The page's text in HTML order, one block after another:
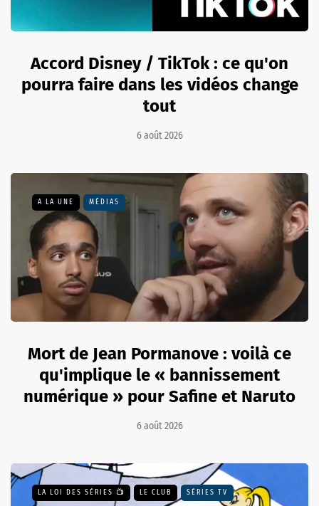
Accord Disney / TikTok : ce qu'on
pourra faire dans les vidéos change
tout
6 août 2026
A LA UNE MÉDIAS
Mort de Jean Pormanove : voilà ce
qu'implique le « bannissement
numérique » pour Safine et Naruto
6 août 2026
LA LOI DES SÉRIES 📺 LE CLUB SÉRIES TV